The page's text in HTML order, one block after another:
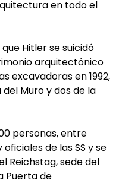
en todo el
Hitler se suicidó
arquitectónico
excavadoras en 1992,
Muro y dos de la
personas, entre
de las SS y se
Reichstag, sede del
Puerta de